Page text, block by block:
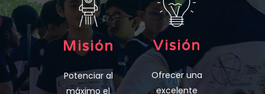
Misión
Potenciar al
máximo el
Visión
Ofrecer una
excelente